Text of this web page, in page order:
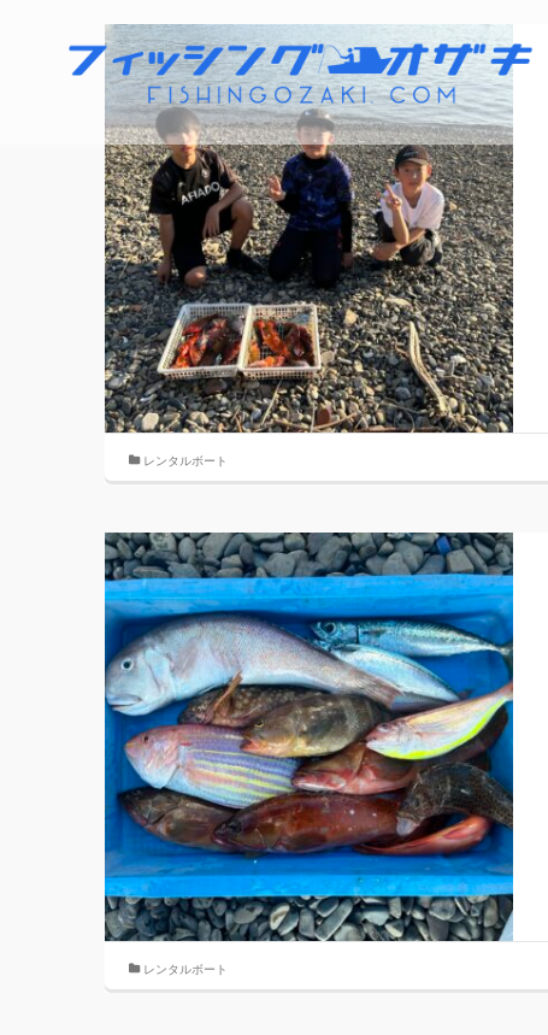
レンタルボート
レンタルボート